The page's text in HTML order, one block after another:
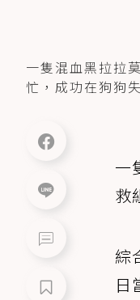
一隻混血黑拉拉
忙，成功在狗狗
一
救
綜
日